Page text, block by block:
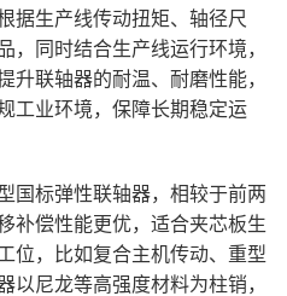
据生产线传动扭矩、轴径尺
，同时结合生产线运行环境，
升联轴器的耐温、耐磨性能，
工业环境，保障长期稳定运
国标弹性联轴器，相较于前两
补偿性能更优，适合夹芯板生
位，比如复合主机传动、重型
以尼龙等高强度材料为柱销，